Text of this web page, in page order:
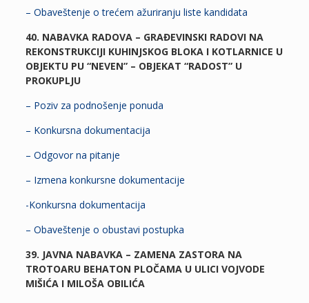
– Obaveštenje o trećem ažuriranju liste kandidata
40. NABAVKA RADOVA – GRAĐEVINSKI RADOVI NA
REKONSTRUKCIJI KUHINJSKOG BLOKA I KOTLARNICE U
OBJEKTU PU “NEVEN” – OBJEKAT “RADOST” U
PROKUPLJU
– Poziv za podnošenje ponuda
– Konkursna dokumentacija
– Odgovor na pitanje
– Izmena konkursne dokumentacije
-Konkursna dokumentacija
– Obaveštenje o obustavi postupka
39. JAVNA NABAVKA – ZAMENA ZASTORA NA
TROTOARU BEHATON PLOČAMA U ULICI VOJVODE
MIŠIĆA I MILOŠA OBILIĆA